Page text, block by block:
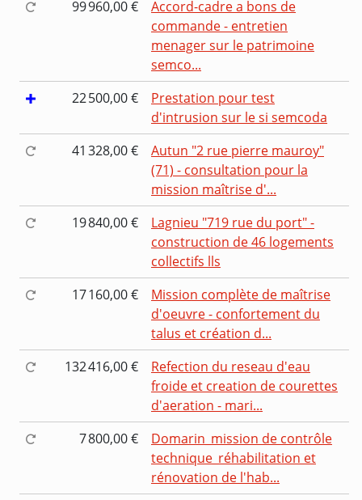
99 960,00 €
Accord-cadre a bons de
commande - entretien
menager sur le patrimoine
semco...
22 500,00 €
Prestation pour test
d'intrusion sur le si semcoda
41 328,00 €
Autun "2 rue pierre mauroy"
(71) - consultation pour la
mission maîtrise d'...
19 840,00 €
Lagnieu "719 rue du port" -
construction de 46 logements
collectifs lls
17 160,00 €
Mission complète de maîtrise
d'oeuvre - confortement du
talus et création d...
132 416,00 €
Refection du reseau d'eau
froide et creation de courettes
d'aeration - mari...
7 800,00 €
Domarin_mission de contrôle
technique_réhabilitation et
rénovation de l'hab...